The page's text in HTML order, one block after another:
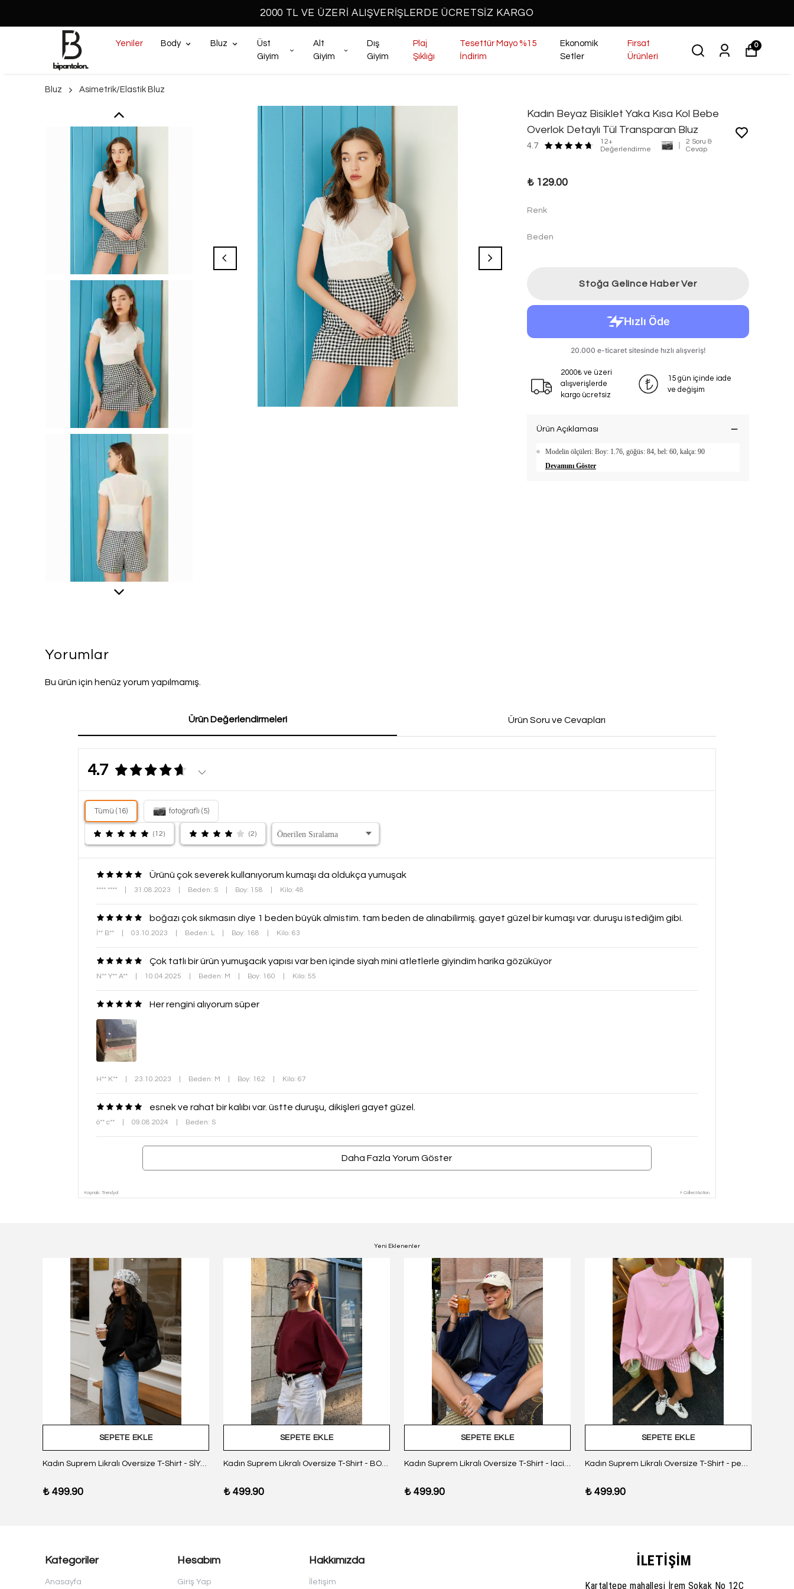
2000 TL VE ÜZERİ ALIŞVERİŞLERDE ÜCRETSİZ KARGO
Yeniler Body Bluz
Üst
Giyim
Alt
Giyim
Dış
Giyim
Plaj
Şıklığı
Tesettür Mayo %15
İndirim
Ekonomik
Setler
Fırsat
Ürünleri
0
Bluz Asimetrik/Elastik Bluz
Kadın Beyaz Bisiklet Yaka Kısa Kol Bebe
Overlok Detaylı Tül Transparan Bluz
4.7
12+
Değerlendirme
2 Soru &
Cevap
₺ 129.00
Renk
Beden
Stoğa Gelince Haber Ver
2000₺ ve üzeri
alışverişlerde
kargo ücretsiz
15 gün içinde iade
ve değişim
Ürün Açıklaması
Modelin ölçüleri: Boy: 1.76, göğüs: 84, bel: 60, kalça: 90
Devamını Göster
Yorumlar
Bu ürün için henüz yorum yapılmamış.
Ürün Değerlendirmeleri Ürün Soru ve Cevapları
4.7
Tümü (16) fotoğraflı (5)
(12) (2)
Ürünü çok severek kullanıyorum kumaşı da oldukça yumuşak
**** **** 31.08.2023 Beden: S Boy: 158 Kilo: 48
boğazı çok sıkmasın diye 1 beden büyük almistim. tam beden de alınabilirmiş. gayet güzel bir kumaşı var. duruşu istediğim gibi.
İ** B** 03.10.2023 Beden: L Boy: 168 Kilo: 63
Çok tatlı bir ürün yumuşacık yapısı var ben içinde siyah mini atletlerle giyindim harika gözüküyor
N** Y** A** 10.04.2025 Beden: M Boy: 160 Kilo: 55
Her rengini alıyorum süper
H** K** 23.10.2023 Beden: M Boy: 162 Kilo: 67
esnek ve rahat bir kalıbı var. üstte duruşu, dikişleri gayet güzel.
ö** c** 09.08.2024 Beden: S
Daha Fazla Yorum Göster
Kaynak: Trendyol ⚡ CollectAction
Yeni Eklenenler
SEPETE EKLE
Kadın Suprem Likralı Oversize T-Shirt - SİYAH
₺ 499.90
SEPETE EKLE
Kadın Suprem Likralı Oversize T-Shirt - BORDO
₺ 499.90
SEPETE EKLE
Kadın Suprem Likralı Oversize T-Shirt - lacivert
₺ 499.90
SEPETE EKLE
Kadın Suprem Likralı Oversize T-Shirt - pembe
₺ 499.90
Kategoriler
Anasayfa
Hesabım
Giriş Yap
Hakkımızda
İletişim
İLETİŞİM
Kartaltepe mahallesi İrem Sokak No 12C